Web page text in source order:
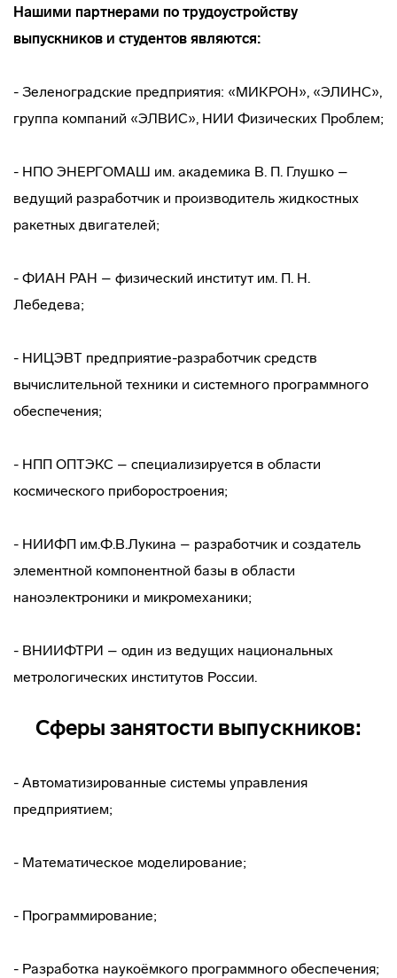
Нашими партнерами по трудоустройству
выпускников и студентов являются:
- Зеленоградские предприятия: «МИКРОН», «ЭЛИНС»,
группа компаний «ЭЛВИС», НИИ Физических Проблем;
- НПО ЭНЕРГОМАШ им. академика В. П. Глушко –
ведущий разработчик и производитель жидкостных
ракетных двигателей;
- ФИАН РАН – физический институт им. П. Н.
Лебедева;
- НИЦЭВТ предприятие-разработчик средств
вычислительной техники и системного программного
обеспечения;
- НПП ОПТЭКС – специализируется в области
космического приборостроения;
- НИИФП им.Ф.В.Лукина – разработчик и создатель
элементной компонентной базы в области
наноэлектроники и микромеханики;
- ВНИИФТРИ – один из ведущих национальных
метрологических институтов России.
Сферы занятости выпускников:
- Автоматизированные системы управления
предприятием;
- Математическое моделирование;
- Программирование;
- Разработка наукоёмкого программного обеспечения;